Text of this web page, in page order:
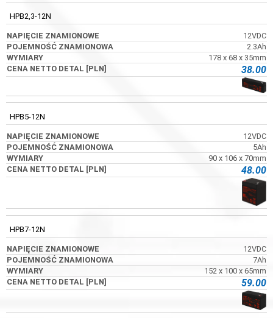
HPB2,3-12N
12VDC
2.3Ah
178 x 68 x 35mm
38.00
HPB5-12N
12VDC
5Ah
90 x 106 x 70mm
48.00
HPB7-12N
12VDC
7Ah
152 x 100 x 65mm
59.00